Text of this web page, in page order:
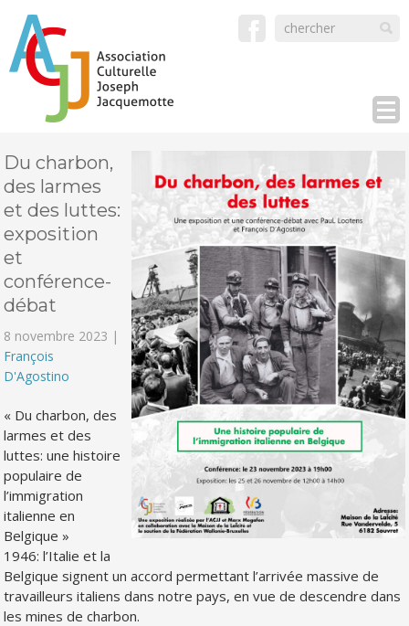
Du charbon,
des larmes
et des luttes:
exposition
et
conférence-
débat
8 novembre 2023 |
François
D'Agostino
« Du charbon, des
larmes et des
luttes: une histoire
populaire de
l’immigration
italienne en
Belgique »
1946: l’Italie et la
Belgique signent un accord permettant l’arrivée massive de
travailleurs italiens dans notre pays, en vue de descendre dans
les mines de charbon.